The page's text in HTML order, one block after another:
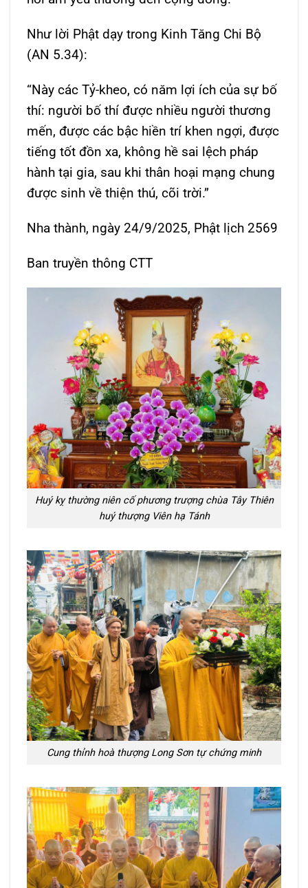
Như lời Phật dạy trong Kinh Tăng Chi Bộ
(AN 5.34):
“Này các Tỷ-kheo, có năm lợi ích của sự bố
thí: người bố thí được nhiều người thương
mến, được các bậc hiền trí khen ngợi, được
tiếng tốt đồn xa, không hề sai lệch pháp
hành tại gia, sau khi thân hoại mạng chung
được sinh về thiện thú, cõi trời.”
Nha thành, ngày 24/9/2025, Phật lịch 2569
Ban truyền thông CTT
Huý kỵ thường niên cố phương trượng chùa Tây Thiên
huý thượng Viên hạ Tánh
Cung thỉnh hoà thượng Long Sơn tự chứng minh